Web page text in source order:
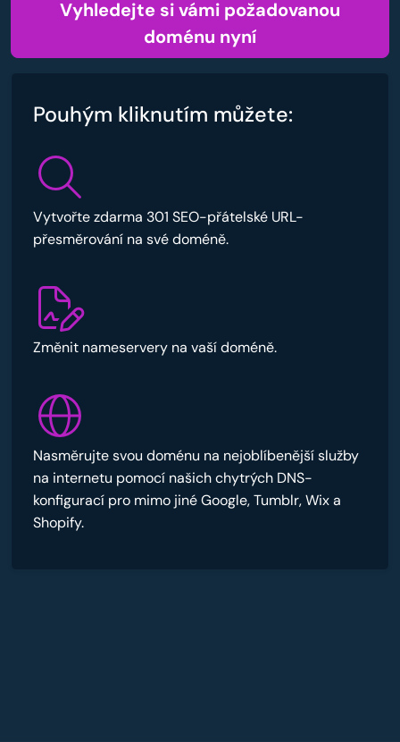
Vyhledejte si vámi požadovanou
doménu nyní
Pouhým kliknutím můžete:
Vytvořte zdarma 301 SEO-přátelské URL-
přesměrování na své doméně.
Změnit nameservery na vaší doméně.
Nasměrujte svou doménu na nejoblíbenější služby
na internetu pomocí našich chytrých DNS-
konfigurací pro mimo jiné Google, Tumblr, Wix a
Shopify.